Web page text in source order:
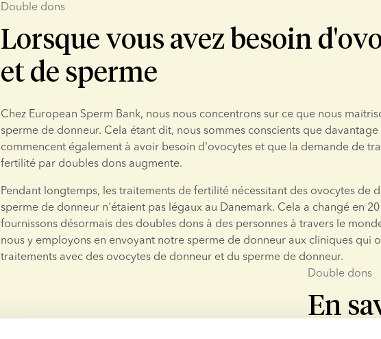
Double dons
Lorsque vous avez besoin
et de sperme
Chez European Sperm Bank, nous nous concentrons sur ce que nous
sperme de donneur. Cela étant dit, nous sommes conscients que
commencent également à avoir besoin d'ovocytes et que la demande de
fertilité par doubles dons augmente.
Pendant longtemps, les traitements de fertilité nécessitant des ovocytes de
sperme de donneur n'étaient pas légaux au Danemark. Cela a changé en
fournissons désormais des doubles dons à des personnes à travers le
nous y employons en envoyant notre sperme de donneur aux cliniques qui
traitements avec des ovocytes de donneur et du sperme de donneur.
Double dons
En